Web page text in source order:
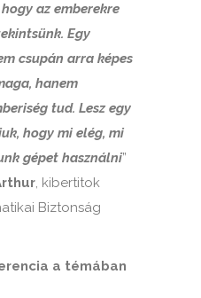
az emberekre
Egy
csupán arra képes
hanem
tud. Lesz egy
hogy mi elég, mi
gépet használni”
, kibertitok
Biztonság
a témában